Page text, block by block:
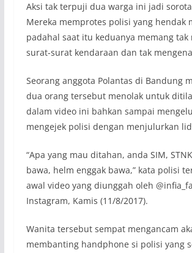
Aksi tak terpuji dua warga ini jadi
Mereka memprotes polisi yang hendak
padahal saat itu keduanya memang tak
surat-surat kendaraan dan tak
Seorang anggota Polantas di Bandung
dua orang tersebut menolak untuk
dalam video ini bahkan sampai
mengejek polisi dengan menjulurkan
“Apa yang mau ditahan, anda SIM,
bawa, helm enggak bawa,” kata polisi
awal video yang diunggah oleh
Instagram, Kamis (11/8/2017).
Wanita tersebut sempat mengancam
membanting handphone si polisi yang